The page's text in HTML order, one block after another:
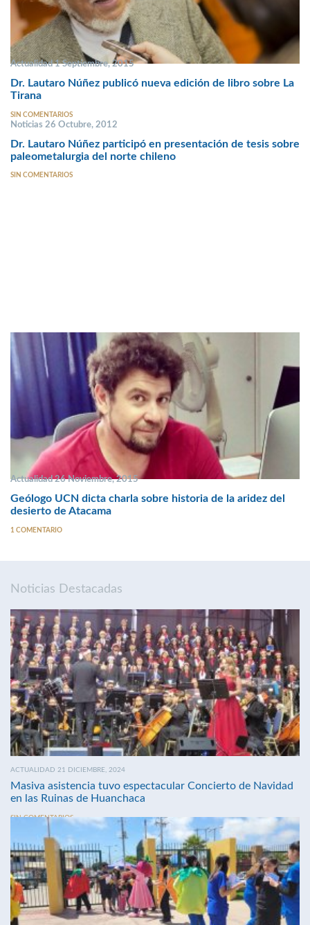
Actualidad 1 Septiembre, 2015
Dr. Lautaro Núñez publicó nueva edición de libro sobre La
Tirana
SIN COMENTARIOS
Noticias 26 Octubre, 2012
Dr. Lautaro Núñez participó en presentación de tesis sobre
paleometalurgia del norte chileno
SIN COMENTARIOS
Actualidad 26 Noviembre, 2015
Geólogo UCN dicta charla sobre historia de la aridez del
desierto de Atacama
1 COMENTARIO
Noticias Destacadas
ACTUALIDAD 21 DICIEMBRE, 2024
Masiva asistencia tuvo espectacular Concierto de Navidad
en las Ruinas de Huanchaca
SIN COMENTARIOS